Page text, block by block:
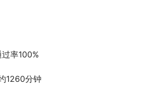
率100%
1260分钟